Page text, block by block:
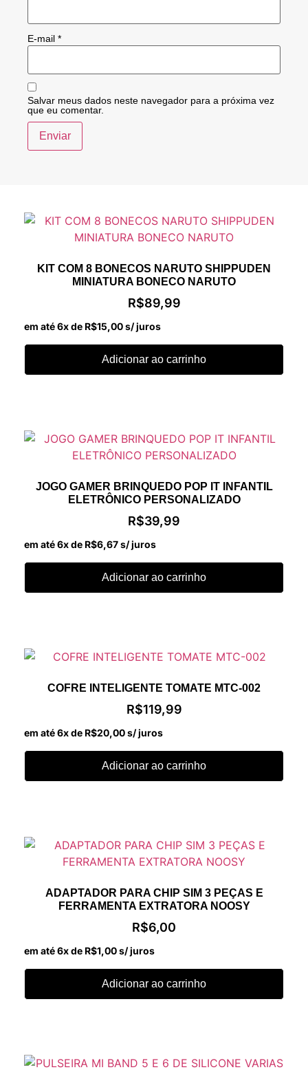
E-mail *
Salvar meus dados neste navegador para a próxima vez
que eu comentar.
KIT COM 8 BONECOS NARUTO SHIPPUDEN
MINIATURA BONECO NARUTO
R$89,99
em até 6x de R$15,00s/ juros
Adicionar ao carrinho
JOGO GAMER BRINQUEDO POP IT INFANTIL
ELETRÔNICO PERSONALIZADO
R$39,99
em até 6x de R$6,67s/ juros
Adicionar ao carrinho
COFRE INTELIGENTE TOMATE MTC-002
R$119,99
em até 6x de R$20,00s/ juros
Adicionar ao carrinho
ADAPTADOR PARA CHIP SIM 3 PEÇAS E
FERRAMENTA EXTRATORA NOOSY
R$6,00
em até 6x de R$1,00s/ juros
Adicionar ao carrinho